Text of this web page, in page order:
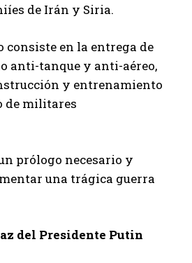
de Irán y Siria.
consiste en la entrega de
anti-tanque y anti-aéreo,
y entrenamiento
de militares
prólogo necesario y
una trágica guerra
del Presidente Putin